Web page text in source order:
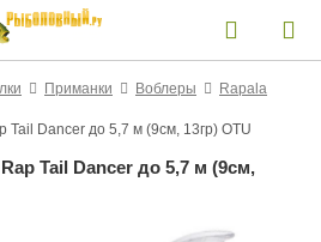
Приманки Воблеры
Rapala
Tail Dancer до 5,7 м (9см, 13гр) OTU
Tail Dancer до 5,7 м (9см,